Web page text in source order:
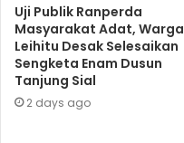
Uji Publik Ranperda
Masyarakat Adat, Warga
Leihitu Desak Selesaikan
Sengketa Enam Dusun
Tanjung Sial
2 days ago